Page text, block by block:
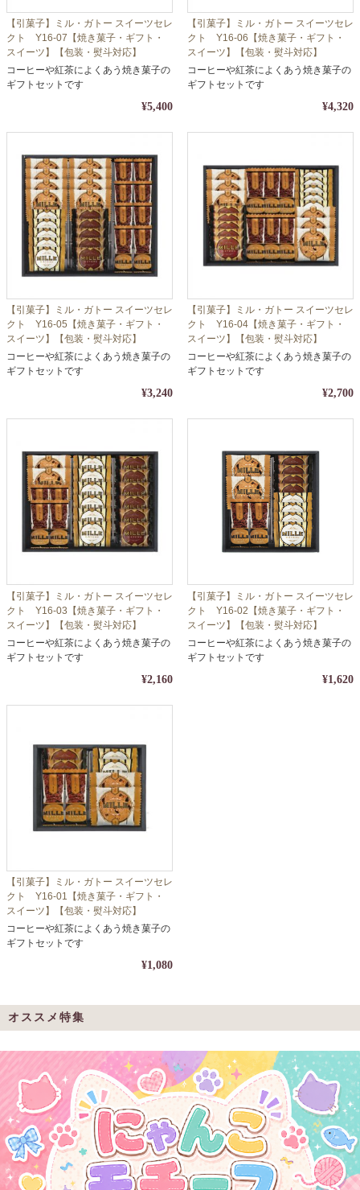
【引菓子】ミル・ガトー スイーツセレ
クト Y16-07【焼き菓子・ギフト・
スイーツ】【包装・熨斗対応】
コーヒーや紅茶によくあう焼き菓子の
ギフトセットです
¥5,400
【引菓子】ミル・ガトー スイーツセレ
クト Y16-06【焼き菓子・ギフト・
スイーツ】【包装・熨斗対応】
コーヒーや紅茶によくあう焼き菓子の
ギフトセットです
¥4,320
【引菓子】ミル・ガトー スイーツセレ
クト Y16-05【焼き菓子・ギフト・
スイーツ】【包装・熨斗対応】
コーヒーや紅茶によくあう焼き菓子の
ギフトセットです
¥3,240
【引菓子】ミル・ガトー スイーツセレ
クト Y16-04【焼き菓子・ギフト・
スイーツ】【包装・熨斗対応】
コーヒーや紅茶によくあう焼き菓子の
ギフトセットです
¥2,700
【引菓子】ミル・ガトー スイーツセレ
クト Y16-03【焼き菓子・ギフト・
スイーツ】【包装・熨斗対応】
コーヒーや紅茶によくあう焼き菓子の
ギフトセットです
¥2,160
【引菓子】ミル・ガトー スイーツセレ
クト Y16-02【焼き菓子・ギフト・
スイーツ】【包装・熨斗対応】
コーヒーや紅茶によくあう焼き菓子の
ギフトセットです
¥1,620
【引菓子】ミル・ガトー スイーツセレ
クト Y16-01【焼き菓子・ギフト・
スイーツ】【包装・熨斗対応】
コーヒーや紅茶によくあう焼き菓子の
ギフトセットです
¥1,080
オススメ特集